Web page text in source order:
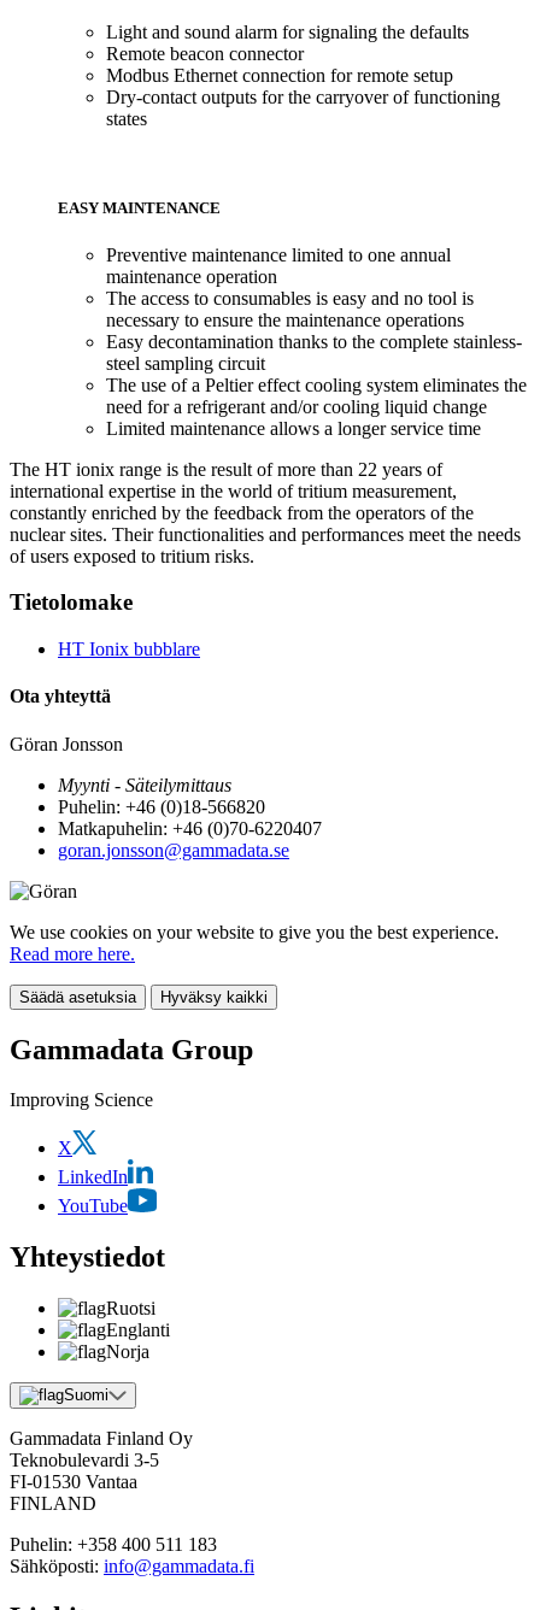
Light and sound alarm for signaling the defaults
Remote beacon connector
Modbus Ethernet connection for remote setup
Dry-contact outputs for the carryover of functioning
states
EASY MAINTENANCE
Preventive maintenance limited to one annual
maintenance operation
The access to consumables is easy and no tool is
necessary to ensure the maintenance operations
Easy decontamination thanks to the complete stainless-
steel sampling circuit
The use of a Peltier effect cooling system eliminates the
need for a refrigerant and/or cooling liquid change
Limited maintenance allows a longer service time
The HT ionix range is the result of more than 22 years of
international expertise in the world of tritium measurement,
constantly enriched by the feedback from the operators of the
nuclear sites. Their functionalities and performances meet the needs
of users exposed to tritium risks.
Tietolomake
HT Ionix bubblare
Ota yhteyttä
Göran Jonsson
Myynti - Säteilymittaus
Puhelin: +46 (0)18-566820
Matkapuhelin: +46 (0)70-6220407
goran.jonsson@gammadata.se
We use cookies on your website to give you the best experience.
Read more here.
Säädä asetuksia Hyväksy kaikki
Gammadata Group
Improving Science
X
LinkedIn
YouTube
Yhteystiedot
Ruotsi
Englanti
Norja
Suomi
Gammadata Finland Oy
Teknobulevardi 3-5
FI-01530 Vantaa
FINLAND
Puhelin: +358 400 511 183
Sähköposti: info@gammadata.fi